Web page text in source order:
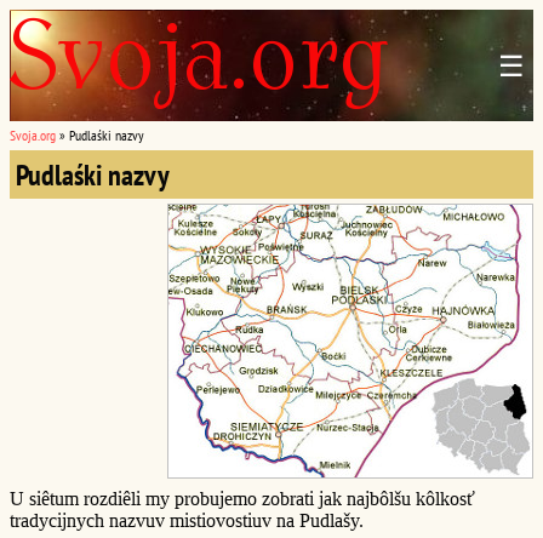
☰
Svoja.org » Pudlaśki nazvy
Pudlaśki nazvy
U siêtum rozdiêli my probujemo zobrati jak najbôlšu kôlkosť
tradycijnych nazvuv mistiovostiuv na Pudlašy.